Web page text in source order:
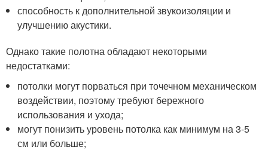
способность к дополнительной звукоизоляции и
улучшению акустики.
Однако такие полотна обладают некоторыми
недостатками:
потолки могут порваться при точечном механическом
воздействии, поэтому требуют бережного
использования и ухода;
могут понизить уровень потолка как минимум на 3-5
см или больше;